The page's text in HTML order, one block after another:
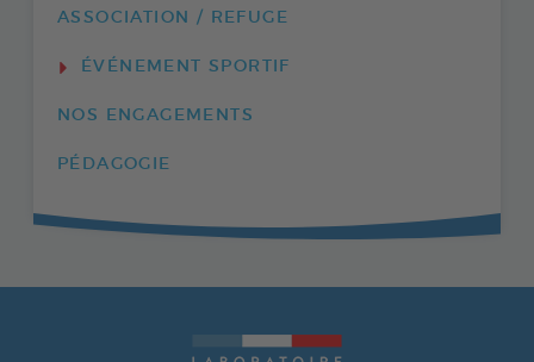
ASSOCIATION / REFUGE
ÉVÉNEMENT SPORTIF
NOS ENGAGEMENTS
PÉDAGOGIE